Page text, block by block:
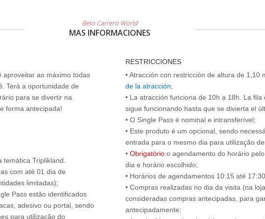
Beto Carrero World
MAS INFORMACIONES
aproveitar ao máximo todas
Terá a oportunidade de
para se divertir na
forma antecipada!
Triplikland.
com até 01 dia de
limitadas);
Pass estão identificados
adesivo ou portal, sendo
para utilização do
RESTRICCIONES
• Atracción con restricción de altura de 1,10
de la atracción;
• La atracción funciona de 10h a 18h. La
sigue funcionando hasta que se divierta el
• O Single Pass é nominal e intransferível;
• Este produto é um opcional, sendo
entrada para o mesmo dia para utilização
• Obrigatório o agendamento do horário pelo
dia e horário escolhido;
• Horários de agendamentos 10:15 até
• Compras realizadas no dia da visita (na
consideradas compras antecipadas, para
antecipadamente;